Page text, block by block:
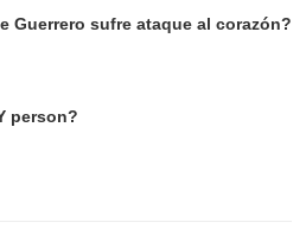
Guerrero sufre ataque al corazón?
person?